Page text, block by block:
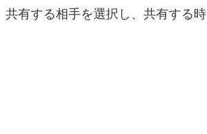
有する相手を選択し、共有する時